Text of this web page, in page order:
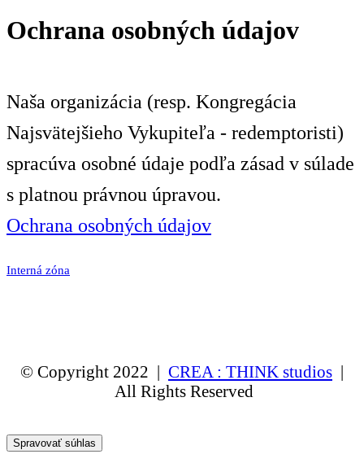
Ochrana osobných údajov
Naša organizácia (resp. Kongregácia
Najsvätejšieho Vykupiteľa - redemptoristi)
spracúva osobné údaje podľa zásad v súlade
s platnou právnou úpravou.
Ochrana osobných údajov
Interná zóna
© Copyright 2022 | CREA : THINK studios |
All Rights Reserved
Spravovať súhlas